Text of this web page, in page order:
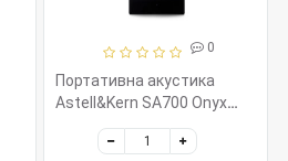
0
Портативна акустика
Astell&Kern SA700 Onyx